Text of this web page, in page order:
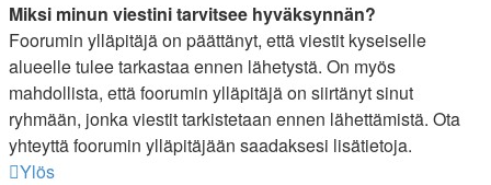
Miksi minun viestini tarvitsee hyväksynnän?
Foorumin ylläpitäjä on päättänyt, että viestit kyseiselle
alueelle tulee tarkastaa ennen lähetystä. On myös
mahdollista, että foorumin ylläpitäjä on siirtänyt sinut
ryhmään, jonka viestit tarkistetaan ennen lähettämistä. Ota
yhteyttä foorumin ylläpitäjään saadaksesi lisätietoja.
Ylös